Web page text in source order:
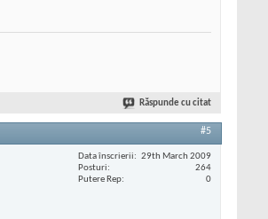
Răspunde cu citat
#5
Data înscrierii
29th March 2009
Posturi
264
Putere Rep
0